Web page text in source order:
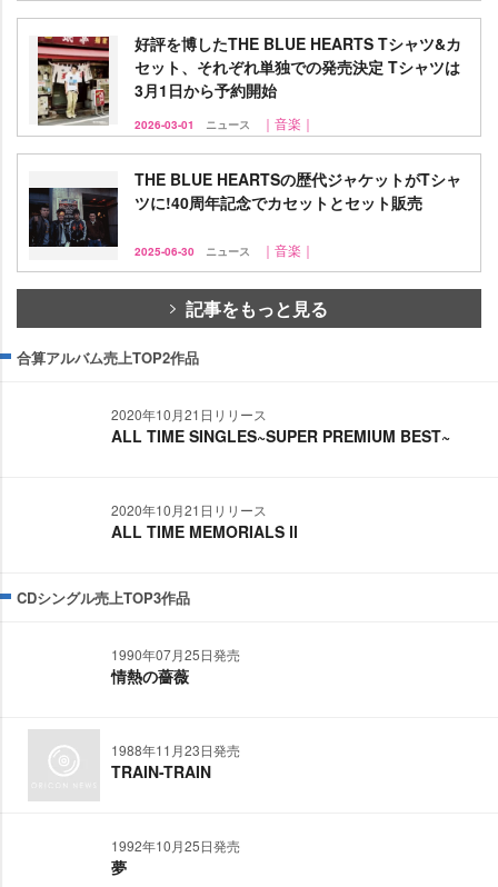
好評を博したTHE BLUE HEARTS Tシャツ&カ
セット、それぞれ単独での発売決定 Tシャツは
3月1日から予約開始
2026-03-01 ニュース ｜音楽｜
THE BLUE HEARTSの歴代ジャケットがTシャ
ツに!40周年記念でカセットとセット販売
2025-06-30 ニュース ｜音楽｜
記事をもっと見る
合算アルバム売上TOP2作品
2020年10月21日リリース
ALL TIME SINGLES~SUPER PREMIUM BEST~
2020年10月21日リリース
ALL TIME MEMORIALS Ⅱ
CDシングル売上TOP3作品
1990年07月25日発売
情熱の薔薇
1988年11月23日発売
TRAIN-TRAIN
1992年10月25日発売
夢